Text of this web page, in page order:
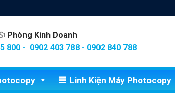
Phòng Kinh Doanh
800 - 0902 403 788 - 0902 840 788
Linh Kiện Máy Photocopy